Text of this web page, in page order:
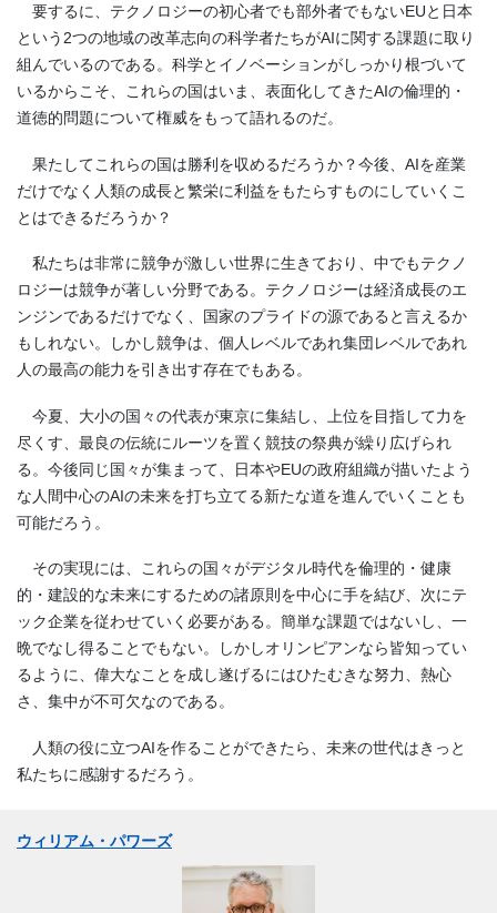
要するに、テクノロジーの初心者でも部外者でもないEUと日本
という2つの地域の改革志向の科学者たちがAIに関する課題に取り
組んでいるのである。科学とイノベーションがしっかり根づいて
いるからこそ、これらの国はいま、表面化してきたAIの倫理的・
道徳的問題について権威をもって語れるのだ。
果たしてこれらの国は勝利を収めるだろうか？今後、AIを産業
だけでなく人類の成長と繁栄に利益をもたらすものにしていくこ
とはできるだろうか？
私たちは非常に競争が激しい世界に生きており、中でもテクノ
ロジーは競争が著しい分野である。テクノロジーは経済成長のエ
ンジンであるだけでなく、国家のプライドの源であると言えるか
もしれない。しかし競争は、個人レベルであれ集団レベルであれ
人の最高の能力を引き出す存在でもある。
今夏、大小の国々の代表が東京に集結し、上位を目指して力を
尽くす、最良の伝統にルーツを置く競技の祭典が繰り広げられ
る。今後同じ国々が集まって、日本やEUの政府組織が描いたよう
な人間中心のAIの未来を打ち立てる新たな道を進んでいくことも
可能だろう。
その実現には、これらの国々がデジタル時代を倫理的・健康
的・建設的な未来にするための諸原則を中心に手を結び、次にテ
ック企業を従わせていく必要がある。簡単な課題ではないし、一
晩でなし得ることでもない。しかしオリンピアンなら皆知ってい
るように、偉大なことを成し遂げるにはひたむきな努力、熱心
さ、集中が不可欠なのである。
人類の役に立つAIを作ることができたら、未来の世代はきっと
私たちに感謝するだろう。
ウィリアム・パワーズ